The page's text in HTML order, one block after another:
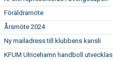
Föräldramöte
Årsmöte 2024
Ny mailadress till klubbens kansli
KFUM Ulricehamn handboll utvecklas